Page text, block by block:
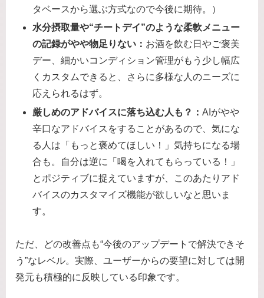
タベースから選ぶ方式なので今後に期待。）
水分摂取量や“チートデイ”のような柔軟メニュー
の記録がやや物足りない： お酒を飲む日やご褒美
デー、細かいコンディション管理がもう少し幅広
くカスタムできると、さらに多様な人のニーズに
応えられるはず。
厳しめのアドバイスに落ち込む人も？：AIがやや
辛口なアドバイスをすることがあるので、気にな
る人は「もっと褒めてほしい！」気持ちになる場
合も。自分は逆に「喝を入れてもらっている！」
とポジティブに捉えていますが、このあたりアド
バイスのカスタマイズ機能が欲しいなと思いま
す。
ただ、どの改善点も“今後のアップデートで解決できそ
う”なレベル。実際、ユーザーからの要望に対しては開
発元も積極的に反映している印象です。